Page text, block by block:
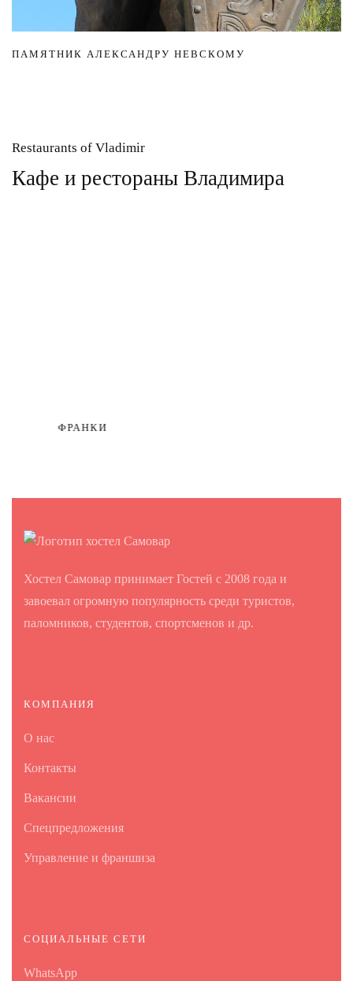
ПАМЯТНИК АЛЕКСАНДРУ НЕВСКОМУ
Restaurants of Vladimir
Кафе и рестораны Владимира
ФРАНКИ
Хостел Самовар принимает Гостей с 2008 года и
завоевал огромную популярность среди туристов,
паломников, студентов, спортсменов и др.
КОМПАНИЯ
О нас
Контакты
Вакансии
Спецпредложения
Управление и франшиза
СОЦИАЛЬНЫЕ СЕТИ
WhatsApp